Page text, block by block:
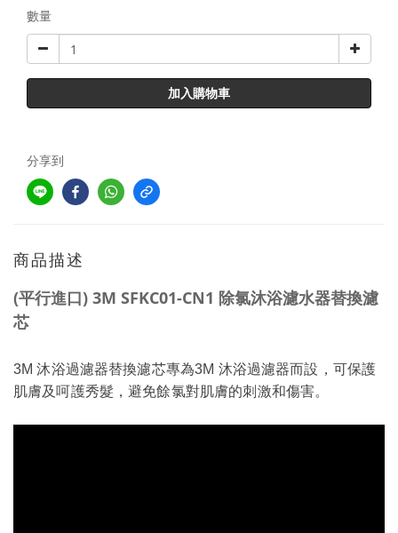
數量
加入購物車
分享到
商品描述
(平行進口) 3M SFKC01-CN1 除氯沐浴濾水器替換濾
芯
3M 沐浴過濾器替換濾芯專為3M 沐浴過濾器而設，可保護
肌膚及呵護秀髮，避免餘氯對肌膚的刺激和傷害。